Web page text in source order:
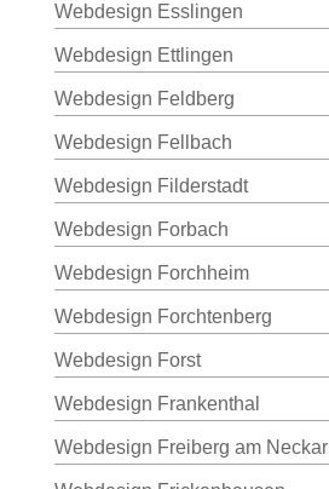
Webdesign Esslingen
Webdesign Ettlingen
Webdesign Feldberg
Webdesign Fellbach
Webdesign Filderstadt
Webdesign Forbach
Webdesign Forchheim
Webdesign Forchtenberg
Webdesign Forst
Webdesign Frankenthal
Webdesign Freiberg am Neckar